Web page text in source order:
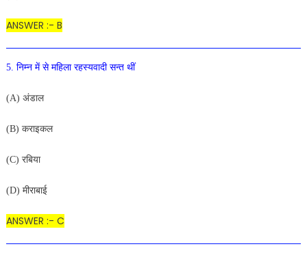
ANSWER :- B
5. निम्न में से महिला रहस्यवादी सन्त थीं
(A) अंडाल
(B) कराइकल
(C) रबिया
(D) मीराबाई
ANSWER :- C